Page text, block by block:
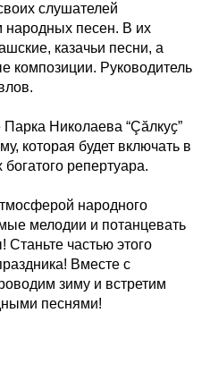
слушателей
народных песен. В их
казачьи песни, а
композиции. Руководитель
Николаева “Çӑлкуҫ”
которая будет включать в
репертуара.
народного
мелодии и потанцевать
частью этого
Вместе с
зиму и встретим
песнями!